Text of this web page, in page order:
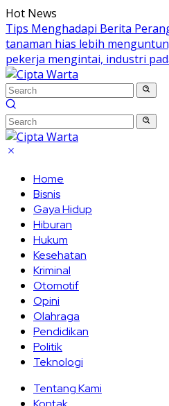
Skip
to
content
Hot News
Tips Menghadapi Berita
tanaman hias lebih
pekerja mengintai, industri
Home
Bisnis
Gaya Hidup
Hiburan
Hukum
Kesehatan
Kriminal
Otomotif
Opini
Olahraga
Pendidikan
Politik
Teknologi
Tentang Kami